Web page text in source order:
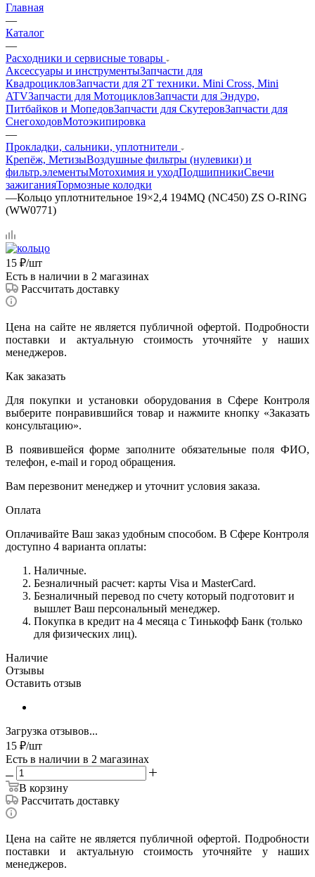
Главная
—
Каталог
—
Расходники и сервисные товары
Аксессуары и инструментыЗапчасти для
КвадроцикловЗапчасти для 2T техники. Mini Cross, Mini
ATVЗапчасти для МотоцикловЗапчасти для Эндуро,
Питбайков и МопедовЗапчасти для СкутеровЗапчасти для
СнегоходовМотоэкипировка
—
Прокладки, сальники, уплотнители
Крепёж, МетизыВоздушные фильтры (нулевики) и
фильтр.элементыМотохимия и уходПодшипникиСвечи
зажиганияТормозные колодки
—Кольцо уплотнительное 19×2,4 194MQ (NC450) ZS O-RING
(WW0771)
15 ₽/шт
Есть в наличии в 2 магазинах
Рассчитать доставку
Цена на сайте не является публичной офертой. Подробности
поставки и актуальную стоимость уточняйте у наших
менеджеров.
Как заказать
Для покупки и установки оборудования в Сфере Контроля
выберите понравившийся товар и нажмите кнопку «Заказать
консультацию».
В появившейся форме заполните обязательные поля ФИО,
телефон, e-mail и город обращения.
Вам перезвонит менеджер и уточнит условия заказа.
Оплата
Оплачивайте Ваш заказ удобным способом. В Сфере Контроля
доступно 4 варианта оплаты:
Наличные.
Безналичный расчет: карты Visa и MasterCard.
Безналичный перевод по счету который подготовит и
вышлет Ваш персональный менеджер.
Покупка в кредит на 4 месяца с Тинькофф Банк (только
для физических лиц).
Наличие
Отзывы
Оставить отзыв
Загрузка отзывов...
15 ₽/шт
Есть в наличии в 2 магазинах
В корзину
Рассчитать доставку
Цена на сайте не является публичной офертой. Подробности
поставки и актуальную стоимость уточняйте у наших
менеджеров.